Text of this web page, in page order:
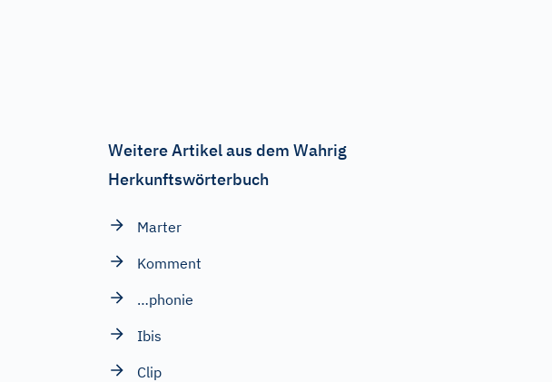
Weitere Artikel aus dem Wahrig
Herkunftswörterbuch
Marter
Komment
…phonie
Ibis
Clip